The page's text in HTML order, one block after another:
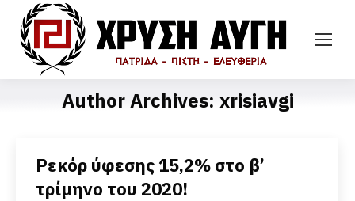
Author Archives: xrisiavgi
Ρεκόρ ύφεσης 15,2% στο β’
τρίμηνο του 2020!